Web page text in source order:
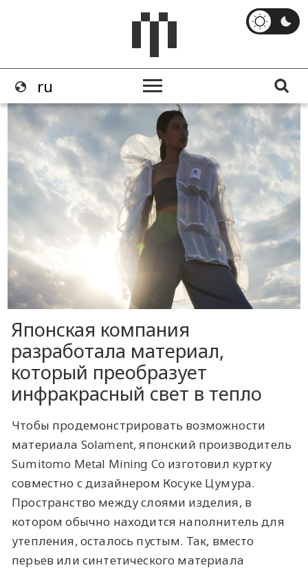
Японская компания
разработала материал,
который преобразует
инфракрасный свет в тепло
Чтобы продемонстрировать возможности
материала Solament, японский производитель
Sumitomo Metal Mining Co изготовил куртку
совместно с дизайнером Косуке Цумура.
Пространство между слоями изделия, в
котором обычно находится наполнитель для
утепления, осталось пустым. Так, вместо
перьев или синтетического материала